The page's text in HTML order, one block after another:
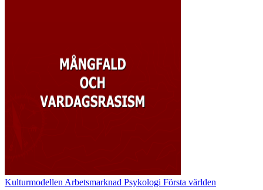
Kulturmodellen Arbetsmarknad Psykologi Första världen